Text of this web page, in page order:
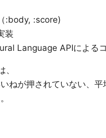
:body, :score)
装
Language APIによる
ねが押されていない、